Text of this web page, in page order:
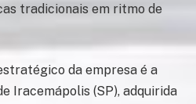
tradicionais em ritmo de
da empresa é a
Iracemápolis (SP), adquirida